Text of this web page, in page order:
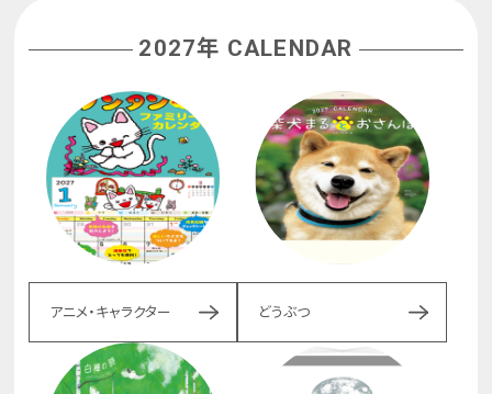
2027年 CALENDAR
アニメ・キャラクター どうぶつ